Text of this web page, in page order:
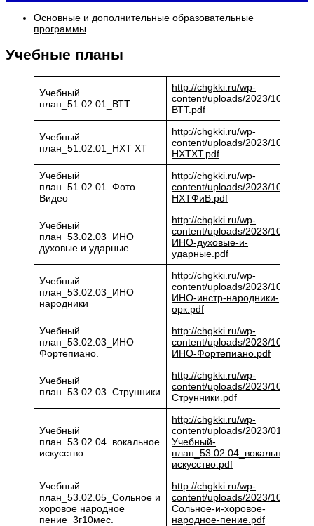
Основные и дополнительные образовательные
программы
Учебные планы
Учебный
план_51.02.01_ВТТ
http://chgkki.ru/wp-
content/uploads/2023/10/
ВТТ.pdf
Учебный
план_51.02.01_НХТ ХТ
http://chgkki.ru/wp-
content/uploads/2023/10/
НХТХТ.pdf
Учебный
план_51.02.01_Фото
Видео
http://chgkki.ru/wp-
content/uploads/2023/10/
НХТФиВ.pdf
Учебный
план_53.02.03_ИНО
духовые и ударные
http://chgkki.ru/wp-
content/uploads/2023/10/
ИНО-духовые-и-
ударные.pdf
Учебный
план_53.02.03_ИНО
народники
http://chgkki.ru/wp-
content/uploads/2023/10/
ИНО-инстр-народники-
орк.pdf
Учебный
план_53.02.03_ИНО
Фортепиано.
http://chgkki.ru/wp-
content/uploads/2023/10/
ИНО-Фортепиано.pdf
Учебный
план_53.02.03_Струнники
http://chgkki.ru/wp-
content/uploads/2023/10/
Струнники.pdf
Учебный
план_53.02.04_вокальное
искусство
http://chgkki.ru/wp-
content/uploads/2023/01/8.-
Учебный-
план_53.02.04_вокальное-
искусство.pdf
Учебный
план_53.02.05_Сольное и
хоровое народное
пение_3г10мес.
http://chgkki.ru/wp-
content/uploads/2023/10/
Сольное-и-хоровое-
народное-пение.pdf